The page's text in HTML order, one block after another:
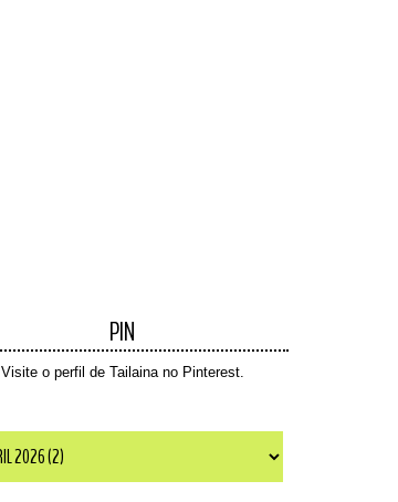
PIN
Visite o perfil de Tailaina no Pinterest.